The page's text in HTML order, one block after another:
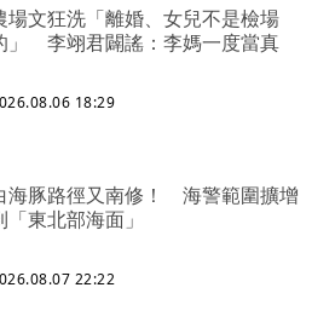
場文狂洗「離婚、女兒不是檢場
」 李翊君闢謠：李媽一度當真
18:29
海豚路徑又南修！ 海警範圍擴增
「東北部海面」
22:22